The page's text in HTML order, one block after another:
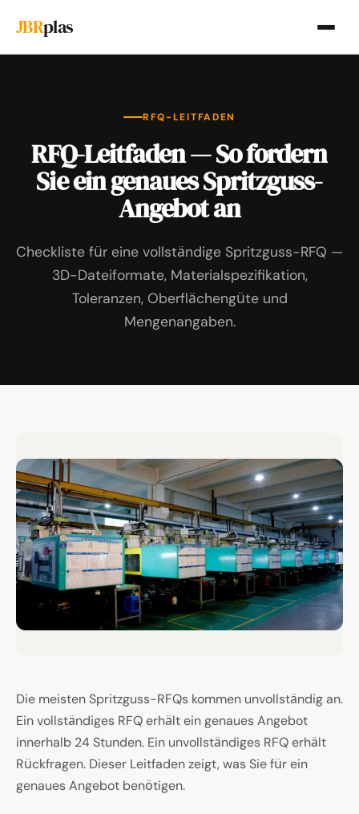
JBRplas
RFQ-LEITFADEN
RFQ-Leitfaden — So fordern
Sie ein genaues Spritzguss-
Angebot an
Checkliste für eine vollständige Spritzguss-RFQ —
3D-Dateiformate, Materialspezifikation,
Toleranzen, Oberflächengüte und
Mengenangaben.
Die meisten Spritzguss-RFQs kommen unvollständig an.
Ein vollständiges RFQ erhält ein genaues Angebot
innerhalb 24 Stunden. Ein unvollständiges RFQ erhält
Rückfragen. Dieser Leitfaden zeigt, was Sie für ein
genaues Angebot benötigen.